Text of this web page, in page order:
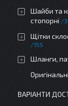
Шайби та
стопорні
Щітки
155
Шланги,
ВАРІАНТИ